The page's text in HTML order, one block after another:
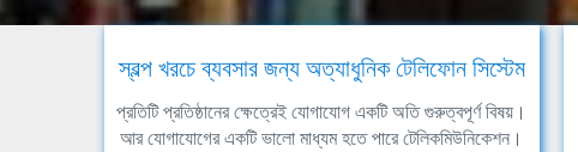
স্বল্প খরচে ব্যবসার জন্য অত্যাধুনিক টেলিফোন সিস্টেম
প্রতিটি প্রতিষ্ঠানের ক্ষেত্রেই যোগাযোগ একটি অতি গুরুত্বপূর্ণ বিষয়।
আর যোগাযোগের একটি ভালো মাধ্যম হতে পারে টেলিকমিউনিকেশন।